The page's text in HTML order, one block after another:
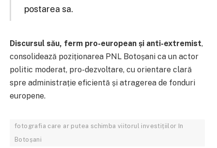
postarea sa.
Discursul său, ferm pro-european și anti-extremist,
consolidează poziționarea PNL Botoșani ca un actor
politic moderat, pro-dezvoltare, cu orientare clară
spre administrație eficientă și atragerea de fonduri
europene.
fotografia care ar putea schimba viitorul investițiilor în
Botoșani